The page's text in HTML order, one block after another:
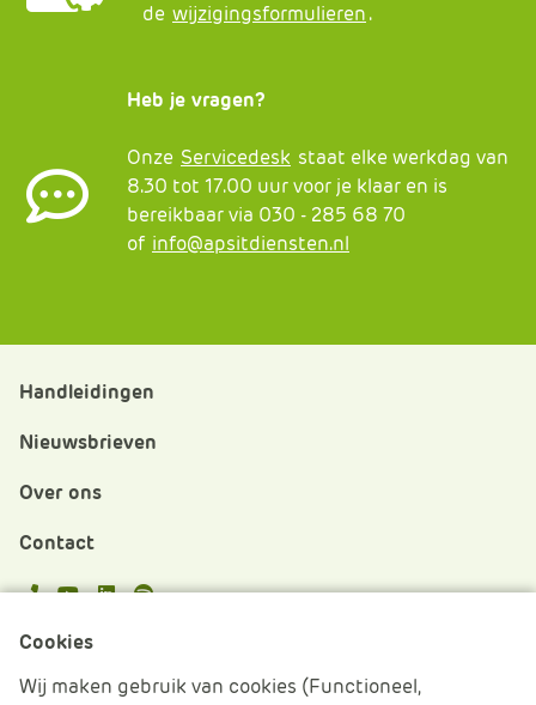
de wijzigingsformulieren.
Heb je vragen?
Onze Servicedesk staat elke werkdag van
8.30 tot 17.00 uur voor je klaar en is
bereikbaar via 030 - 285 68 70
of info@apsitdiensten.nl
Handleidingen
Nieuwsbrieven
Over ons
Contact
Cookies beheren
Cookies
Wij maken gebruik van cookies (Functioneel,